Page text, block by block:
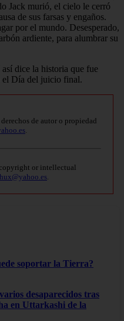
Jack murió, el cielo le cerró
de sus farsas y engaños.
por el mundo. Desesperado,
ardiente, para alumbrar su
dice la historia que fue
el Día del juicio final.
de autor o propiedad
or intellectual
soportar la Tierra?
desaparecidos tras
en Uttarkashi de la